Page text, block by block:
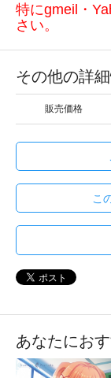
特にgmeil・
さい。
その他の詳
販売価格
こ
あなたにお